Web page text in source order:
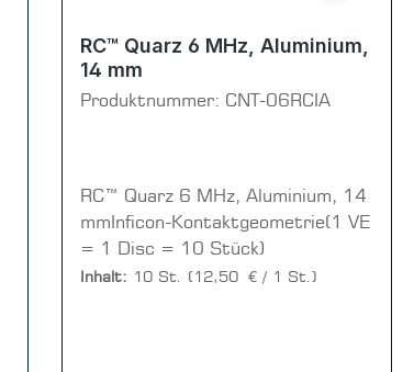
RC™ Quarz 6 MHz, Aluminium,
14 mm
Produktnummer: CNT-06RCIA
RC™ Quarz 6 MHz, Aluminium, 14
mmInficon-Kontaktgeometrie(1 VE
= 1 Disc = 10 Stück)
Inhalt: 10 St. (12,50 € / 1 St.)